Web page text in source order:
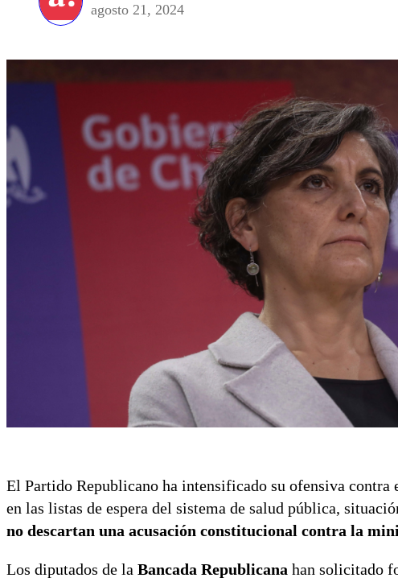
agosto 21, 2024
El Partido Republicano ha intensificado su ofensiva contra
en las listas de espera del sistema de salud pública,
no descartan una acusación constitucional contra la
Los diputados de la Bancada Republicana han solicitado